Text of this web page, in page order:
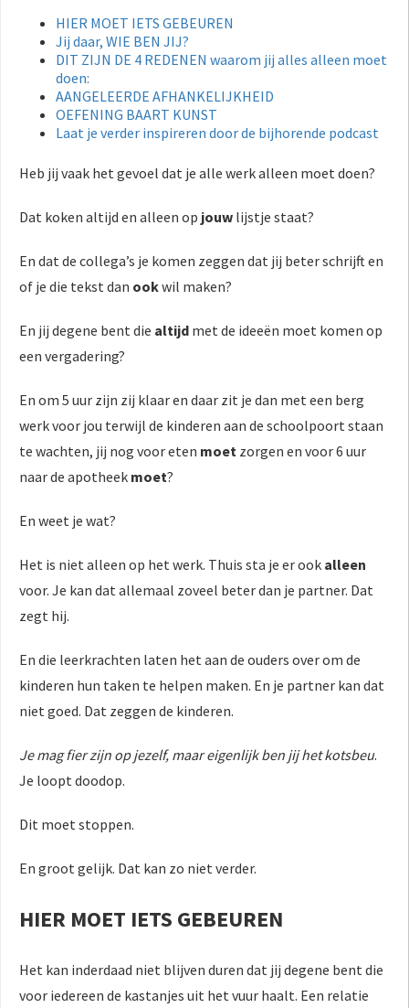
HIER MOET IETS GEBEUREN
Jij daar, WIE BEN JIJ?
DIT ZIJN DE 4 REDENEN waarom jij alles alleen moet
doen:
AANGELEERDE AFHANKELIJKHEID
OEFENING BAART KUNST
Laat je verder inspireren door de bijhorende podcast
Heb jij vaak het gevoel dat je alle werk alleen moet doen?
Dat koken altijd en alleen op jouw lijstje staat?
En dat de collega’s je komen zeggen dat jij beter schrijft en
of je die tekst dan ookwil maken?
En jij degene bent die altijd met de ideeën moet komen op
een vergadering?
En om 5 uur zijn zij klaar en daar zit je dan met een berg
werk voor jou terwijl de kinderen aan de schoolpoort staan
te wachten, jij nog voor eten moet zorgen en voor 6 uur
naar de apotheek moet?
En weet je wat?
Het is niet alleen op het werk. Thuis sta je er ook alleen
voor. Je kan dat allemaal zoveel beter dan je partner. Dat
zegt hij.
En die leerkrachten laten het aan de ouders over om de
kinderen hun taken te helpen maken. En je partner kan dat
niet goed. Dat zeggen de kinderen.
Je mag fier zijn op jezelf, maar eigenlijk ben jij het kotsbeu.
Je loopt doodop.
Dit moet stoppen.
En groot gelijk. Dat kan zo niet verder.
HIER MOET IETS GEBEUREN
Het kan inderdaad niet blijven duren dat jij degene bent die
voor iedereen de kastanjes uit het vuur haalt. Een relatie